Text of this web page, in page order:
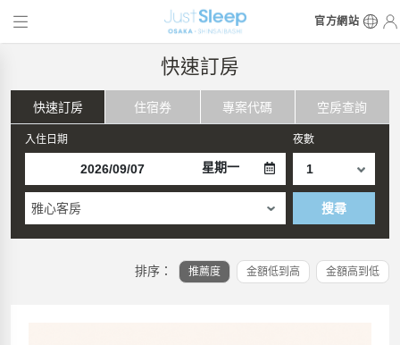
官方網站
快速訂房
快速訂房 住宿券 專案代碼 空房查詢
入住日期
星期一
夜數
雅心客房 搜尋
排序： 推薦度 金額低到高 金額高到低